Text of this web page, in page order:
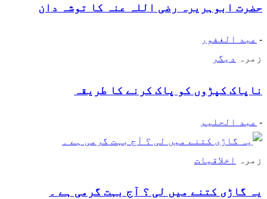
حضرت ابوہریرہ رضی اللہ عنہ کا توشہ دان
- عبد الغفور
زمرہ
دیگر
ناپاک کپڑوں کو پاک کرنے کا طریقہ
- عبد الحلیم
زمرہ اخلاقیات
یہ گاڑی کتنے میں لی ؟ آج بہت گرمی ہے ۔